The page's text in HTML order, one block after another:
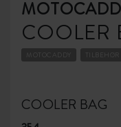
COOLER
MOTOCADDY TILBEHØR
COOLER BAG